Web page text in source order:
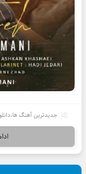
جدیدترین آهنگ ها،